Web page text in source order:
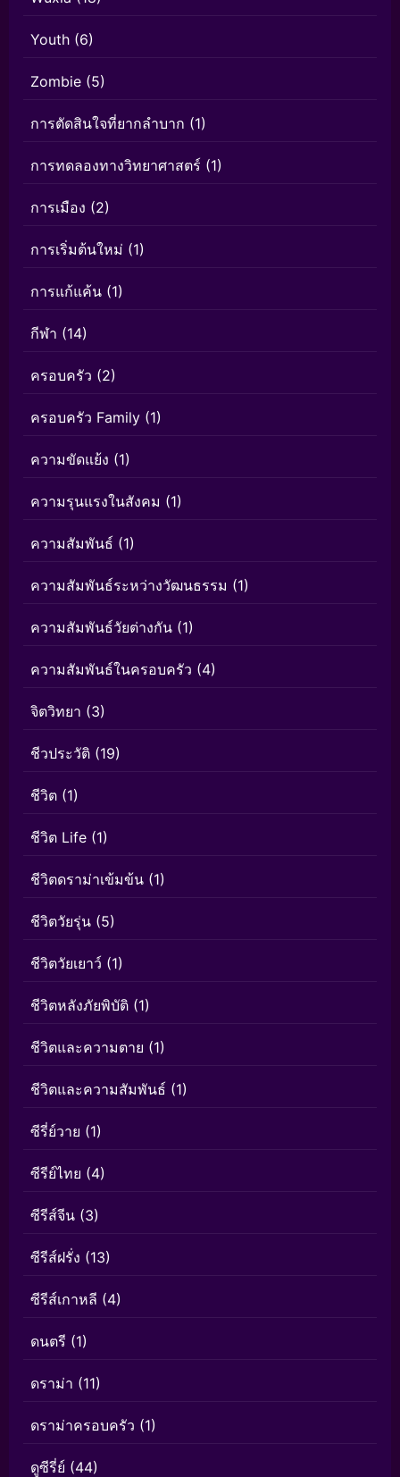
Youth (6)
Zombie (5)
การตัดสินใจที่ยากลำบาก (1)
การทดลองทางวิทยาศาสตร์ (1)
การเมือง (2)
การเริ่มต้นใหม่ (1)
การแก้แค้น (1)
กีฬา (14)
ครอบครัว (2)
ครอบครัว Family (1)
ความขัดแย้ง (1)
ความรุนแรงในสังคม (1)
ความสัมพันธ์ (1)
ความสัมพันธ์ระหว่างวัฒนธรรม (1)
ความสัมพันธ์วัยต่างกัน (1)
ความสัมพันธ์ในครอบครัว (4)
จิตวิทยา (3)
ชีวประวัติ (19)
ชีวิต (1)
ชีวิต Life (1)
ชีวิตดราม่าเข้มข้น (1)
ชีวิตวัยรุ่น (5)
ชีวิตวัยเยาว์ (1)
ชีวิตหลังภัยพิบัติ (1)
ชีวิตและความตาย (1)
ชีวิตและความสัมพันธ์ (1)
ซีรี่ย์วาย (1)
ซีรีย์ไทย (4)
ซีรีส์จีน (3)
ซีรีส์ฝรั่ง (13)
ซีรีส์เกาหลี (4)
ดนตรี (1)
ดราม่า (11)
ดราม่าครอบครัว (1)
ดูซีรี่ย์ (44)